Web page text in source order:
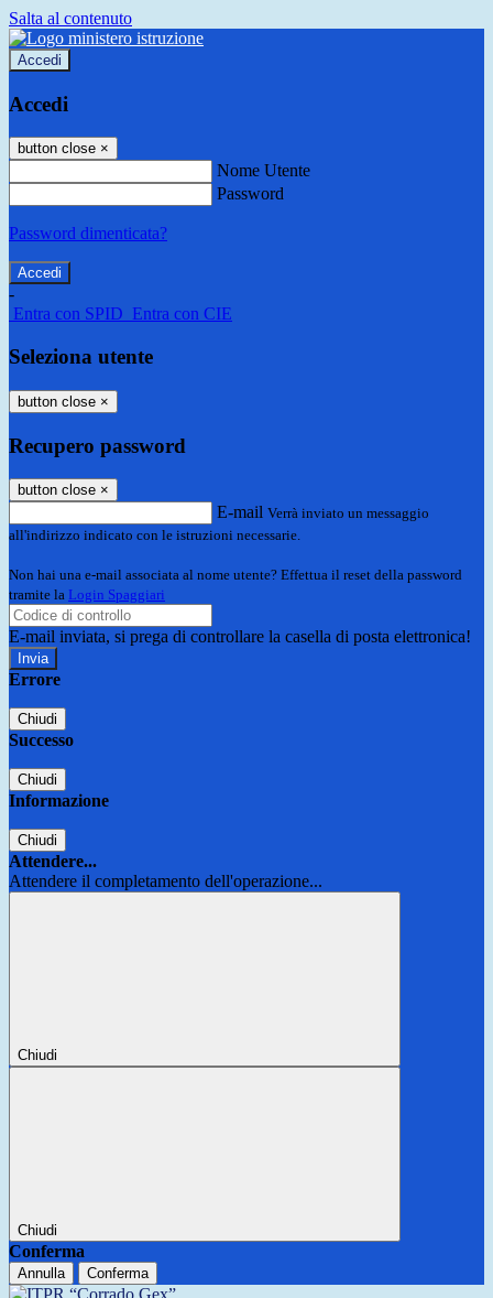
Salta al contenuto
Accedi
Accedi
button close ×
Nome Utente
Password
Password dimenticata?
-
Entra con SPID Entra con CIE
Seleziona utente
button close ×
Recupero password
button close ×
E-mail Verrà inviato un messaggio
all'indirizzo indicato con le istruzioni necessarie.
Non hai una e-mail associata al nome utente? Effettua il reset della password
tramite la Login Spaggiari
E-mail inviata, si prega di controllare la casella di posta elettronica!
Errore
Chiudi
Successo
Chiudi
Informazione
Chiudi
Attendere...
Attendere il completamento dell'operazione...
Chiudi
Chiudi
Conferma
Annulla Conferma